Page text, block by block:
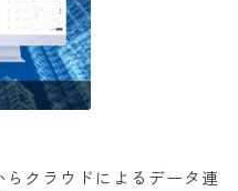
クラウドによるデータ連